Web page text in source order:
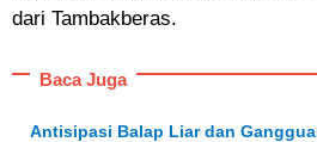
dari Tambakberas.
Baca Juga
Antisipasi Balap Liar dan